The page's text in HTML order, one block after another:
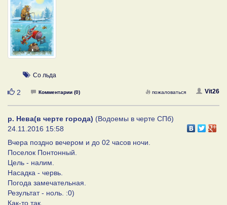
Со льда
Нравится
2 Комментарии (0) Vit26
пожаловаться
р. Нева(в черте города) (Водоемы в черте СПб)
24.11.2016 15:58
Вчера поздно вечером и до 02 часов ночи.
Поселок Понтонный.
Цель - налим.
Насадка - червь.
Погода замечательная.
Результат - ноль. :0)
Как-то так.